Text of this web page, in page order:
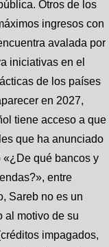
Otros de los
ingresos con
avalada por
iniciativas en el
de los países
en 2027,
tiene acceso a que
que ha anunciado
«¿De qué bancos y
entre
Sareb no es un
al motivo de su
impagados,